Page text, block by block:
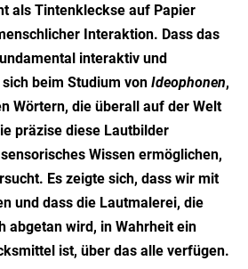
als Tintenkleckse auf Papier
Interaktion. Dass das
interaktiv und
beim Studium von Ideophonen,
Wörtern, die überall auf der Welt
präzise diese Lautbilder
Wissen ermöglichen,
Es zeigte sich, dass wir mit
und dass die Lautmalerei, die
abgetan wird, in Wahrheit ein
ist, über das alle verfügen.